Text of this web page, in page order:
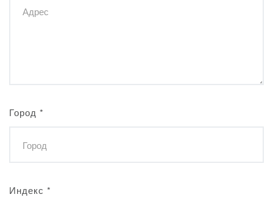
Город *
Индекс *